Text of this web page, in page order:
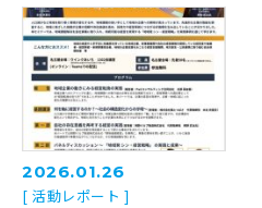
2026.01.26
[ 活動レポート ]